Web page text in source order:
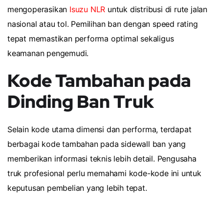
mengoperasikan Isuzu NLR untuk distribusi di rute jalan
nasional atau tol. Pemilihan ban dengan speed rating
tepat memastikan performa optimal sekaligus
keamanan pengemudi.
Kode Tambahan pada
Dinding Ban Truk
Selain kode utama dimensi dan performa, terdapat
berbagai kode tambahan pada sidewall ban yang
memberikan informasi teknis lebih detail. Pengusaha
truk profesional perlu memahami kode-kode ini untuk
keputusan pembelian yang lebih tepat.